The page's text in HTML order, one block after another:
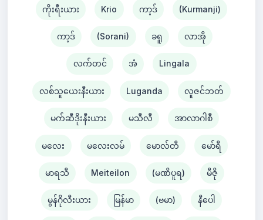
ကိုးရီးယား Krio ကာ့ဒ် (Kurmanji)
ကာ့ဒ် (Sorani) ခရူ လာအို
လက်တင် အံ Lingala
လစ်သူယေးနီးယား Luganda လူဇင်ဘတ်
မက်ဆီဒိုးနီးယား မသီလီ အာလာဂါစီ
မလေး မလေးလမ် မောလ်တီ မော်ရီ
မာရသီ Meiteilon (မဏိပူရ) မီဇို
မွန်ဂိုလီးယား မြန်မာ (ဗမာ) နီပေါ